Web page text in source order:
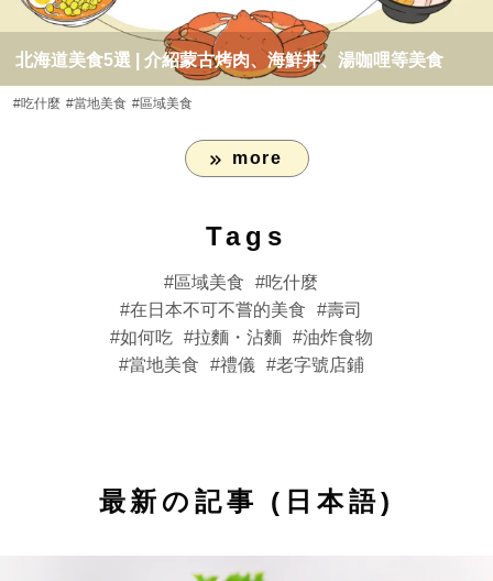
北海道美食5選 | 介紹蒙古烤肉、海鮮丼、湯咖哩等美食
#吃什麼 #當地美食 #區域美食
more
Tags
區域美食
吃什麼
在日本不可不嘗的美食
壽司
如何吃
拉麵・沾麵
油炸食物
當地美食
禮儀 老字號店鋪
最新の記事 (日本語)